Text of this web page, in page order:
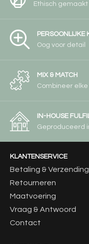
Ethisch gemaakt
PERSOONLIJKE
Oog voor detail
MIX & MATCH
Combineer elke
IN-HOUSE
Geproduceerd
KLANTENSERVICE
Betaling & Verzending
Retourneren
Maatvoering
Vraag & Antwoord
Contact